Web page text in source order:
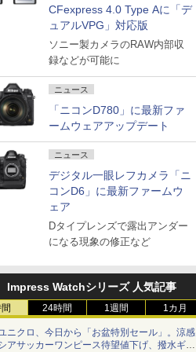
CFexpress 4.0 Type Aに「デ
ュアルVPG」対応版
ソニー製カメラのRAW内部収
録などが可能に
ニュース
「ニコンD780」に最新ファ
ームウェアアップデート
ニュース
デジタル一眼レフカメラ「ニ
コンD6」に最新ファームウ
ェア
Dタイプレンズで露出アンダー
になる現象の修正など
Impress Watchシリーズ 人気記事
24時間 1週間 1カ月
ニクロ、今日から「お盆特別セール」。涼感
アサッカーワンピース待望値下げ、撥水ギア